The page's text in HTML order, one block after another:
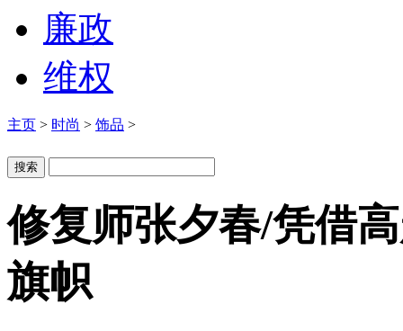
廉政
维权
主页 > 时尚 > 饰品 >
修复师张夕春/凭借
旗帜